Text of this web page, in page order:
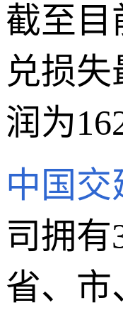
截至目
兑损
润为
中国交
司拥
省、市